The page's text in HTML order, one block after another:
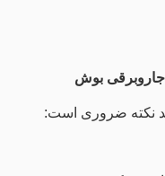
بوش
نکته ضروری است: